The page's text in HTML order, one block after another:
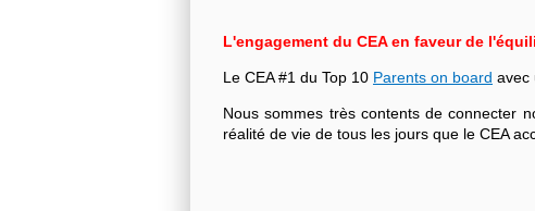
L'engagement du CEA en faveur de
Le CEA #1 du Top 10 Parents on board avec
Nous sommes très contents de connecter
réalité de vie de tous les jours que le CEA